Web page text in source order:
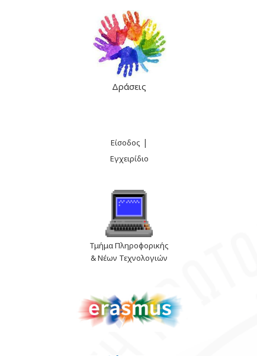
Δράσεις
Είσοδος |
Εγχειρίδιο
Τμήμα Πληροφορικής
& Νέων Τεχνολογιών